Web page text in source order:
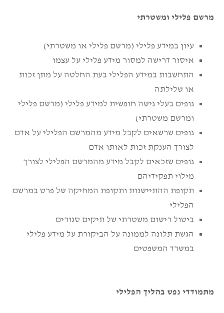
מרשם פלילי ומשטרתי
עיון במידע פלילי (מרשם פלילי או משטרתי)
איסור דרישה למסור מידע פלילי על עצמו
התחשבות במידע הפלילי בעת החלטה על מתן זכות
או שלילתה
גופים בעלי גישה חופשית למידע פלילי (מרשם פלילי
ומרשם משטרתי)
גופים שרשאים לקבל מידע מהמרשם הפלילי על אדם
לצורך הענקת זכות לאותו אדם
גופים שזכאים לקבל מידע מהמרשם הפלילי לצורך
מילוי תפקידיהם
תקופת ההתיישנות ותקופת המחיקה של פרט במרשם
הפלילי
ביטול רישום משטרתי של תיקים סגורים
הגשת תלונה לממונה על הביקורת על מידע פלילי
במשרד המשפטים
מתמודדי נפש בהליך הפלילי